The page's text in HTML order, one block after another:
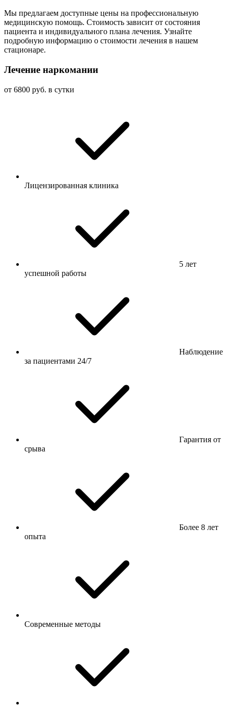
Мы предлагаем доступные цены на профессиональную
медицинскую помощь. Стоимость зависит от состояния
пациента и индивидуального плана лечения. Узнайте
подробную информацию о стоимости лечения в нашем
стационаре.
Лечение наркомании
от 6800 руб. в сутки
Лицензированная клиника
5 лет
успешной работы
Наблюдение
за пациентами 24/7
Гарантия от
срыва
Более 8 лет
опыта
Современные методы